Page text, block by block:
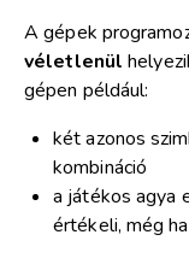
A gépek
véletlenül
gépen például:
két azonos
kombináció
a játékos agya
értékeli, még